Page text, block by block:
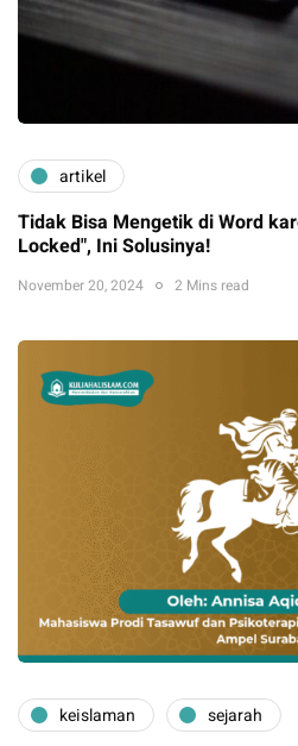
artikel
Tidak Bisa Mengetik di Word
Locked", Ini Solusinya!
November 20, 2024 2 Mins read
keislaman sejarah